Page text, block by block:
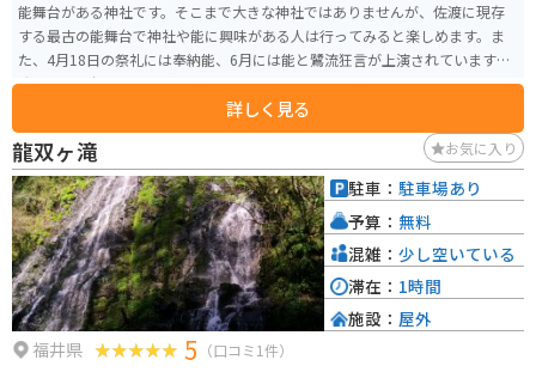
能舞台がある神社です。そこまで大きな神社ではありませんが、佐渡に現存
する最古の能舞台で神社や能に興味がある人は行ってみると楽しめます。ま
た、4月18日の祭礼には奉納能、6月には能と鷺流狂言が上演されています。
駐車場には仮設トイレがあります。
詳しく見る
龍双ヶ滝 お気に入り
福井県 5 （口コミ1件）
駐車： 駐車場あり
予算： 無料
混雑： 少し空いている
滞在： 1時間
施設： 屋外